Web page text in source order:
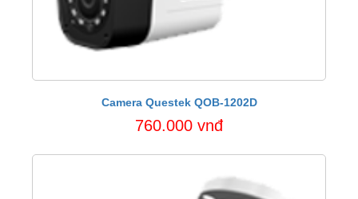
Camera Questek QOB-1202D
760.000 vnđ